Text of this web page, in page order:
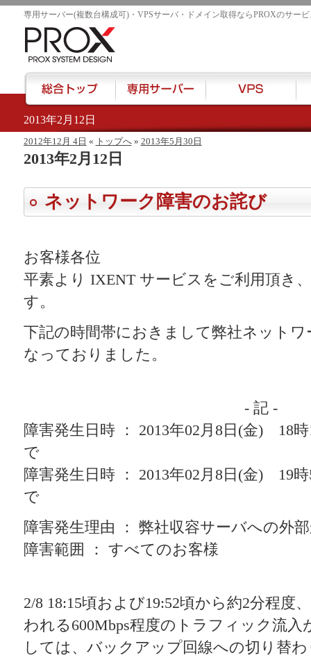
2013年2月12日
専用サーバー(複数台構成可)・VPSサーバ・ドメイン取得ならPROXのサービ
2012年12月 4日 « トップへ» 2013年5月30日
2013年2月12日
ネットワーク障害のお詫び
お客様各位
平素より IXENT サービスをご利用頂き
す。
下記の時間帯におきまして弊社ネット
なっておりました。
- 記 -
障害発生日時 ： 2013年02月8日(金) 18
で
障害発生日時 ： 2013年02月8日(金) 19
で
障害発生理由 ： 弊社収容サーバへの外
障害範囲 ： すべてのお客様
2/8 18:15頃および19:52頃から約2分程度
われる600Mbps程度のトラフィック流入
しては、バックアップ回線への切り替
href="/">